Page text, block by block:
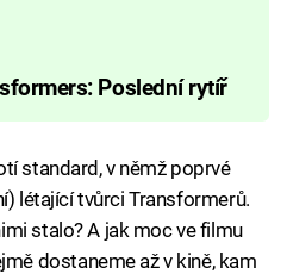
Poslední rytíř
standard, v němž poprvé
létající tvůrci Transformerů.
stalo? A jak moc ve filmu
dostaneme až v kině, kam